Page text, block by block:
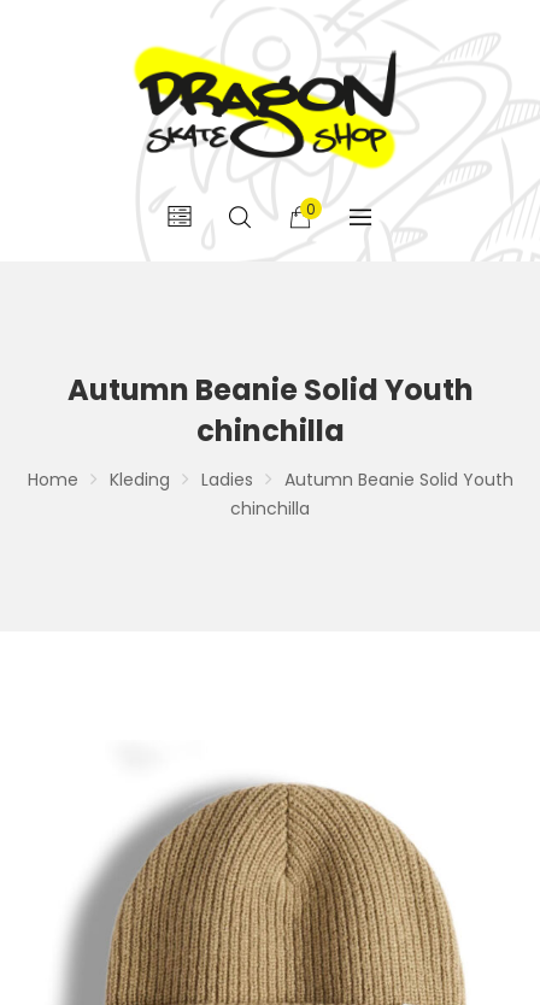
0
Autumn Beanie Solid Youth
chinchilla
Home Kleding Ladies
Autumn Beanie Solid Youth
chinchilla